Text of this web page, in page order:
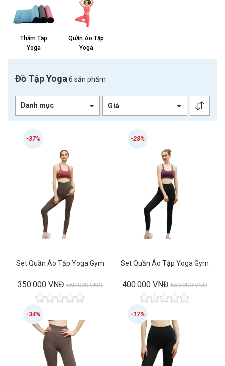
Thảm Tập
Yoga
Quần Áo Tập
Yoga
Đồ Tập Yoga 6 sản phẩm
Danh mục
Set Quần Áo Tập Yoga Gym
350.000 VNĐ 550.000 VNĐ
-37%
Set Quần Áo Tập Yoga Gym
400.000 VNĐ 550.000 VNĐ
-28%
-34% -17%